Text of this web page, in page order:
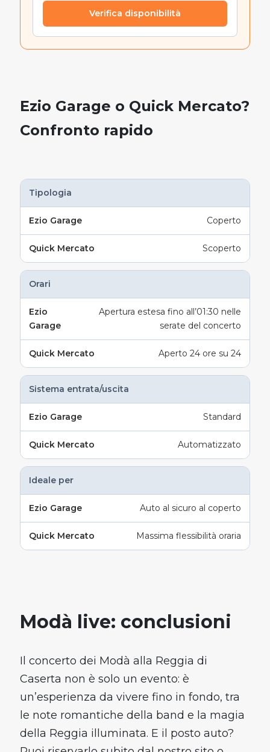
Verifica disponibilità
Ezio Garage o Quick Mercato?
Confronto rapido
Tipologia
Coperto
Scoperto
Orari
Apertura estesa fino all’01:30 nelle
serate del concerto
Aperto 24 ore su 24
Sistema entrata/uscita
Standard
Automatizzato
Ideale per
Auto al sicuro al coperto
Massima flessibilità oraria
Modà live: conclusioni
Il concerto dei Modà alla Reggia di
Caserta non è solo un evento: è
un’esperienza da vivere fino in fondo, tra
le note romantiche della band e la magia
della Reggia illuminata. E il posto auto?